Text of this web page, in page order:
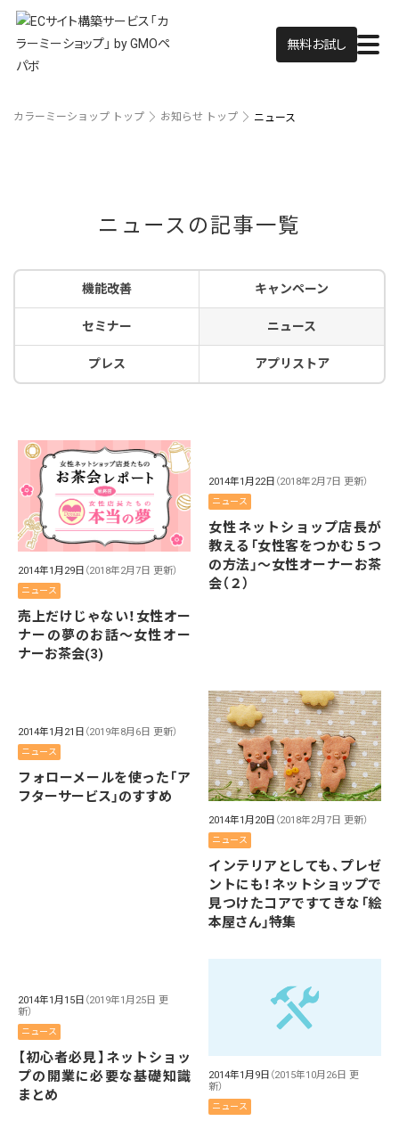
無料お試し
カラーミーショップ トップ お知らせ トップ ニュース
ニュースの記事一覧
機能改善 キャンペーン
セミナー ニュース
プレス アプリストア
2014年1月29日 （2018年2月7日 更新）
ニュース
売上だけじゃない！女性オー
ナーの夢のお話～女性オー
ナーお茶会(3)
2014年1月22日 （2018年2月7日 更新）
ニュース
女性ネットショップ店長が
教える「女性客をつかむ５つ
の方法」～女性オーナーお茶
会（２）
2014年1月21日 （2019年8月6日 更新）
ニュース
フォローメールを使った「ア
フターサービス」のすすめ
2014年1月20日 （2018年2月7日 更新）
ニュース
インテリアとしても、プレゼ
ントにも！ネットショップで
見つけたコアですてきな「絵
本屋さん」特集
2014年1月15日 （2019年1月25日 更
新）
ニュース
【初心者必見】ネットショッ
プの開業に必要な基礎知識
まとめ
2014年1月9日 （2015年10月26日 更
新）
ニュース